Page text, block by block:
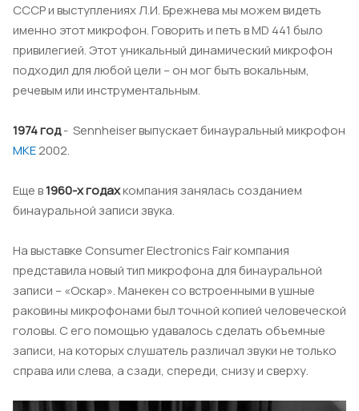
СССР и выступлениях Л.И. Брежнева мы можем видеть
именно этот микрофон. Говорить и петь в MD 441 было
привилегией. Этот уникальный динамический микрофон
подходил для любой цели – он мог быть вокальным,
речевым или инструментальным.
1974год- Sennheiser выпускает бинауральный микрофон
МКЕ2002.
Еще в1960-х годахкомпания занялась созданием
бинауральной записи звука.
На выставке Consumer Electronics Fair компания
представила новый тип микрофона для бинауральной
записи – «Оскар». Манекен со встроенными в ушные
раковины микрофонами был точной копией человеческой
головы. С его помощью удавалось сделать объемные
записи, на которых слушатель различал звуки не только
справа или слева, а сзади, спереди, снизу и сверху.